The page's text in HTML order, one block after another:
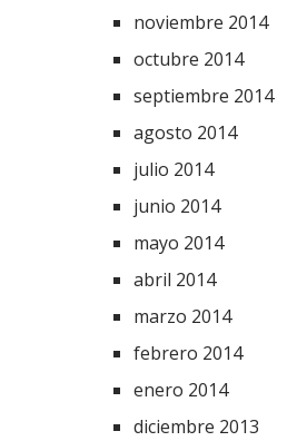
noviembre 2014
octubre 2014
septiembre 2014
agosto 2014
julio 2014
junio 2014
mayo 2014
abril 2014
marzo 2014
febrero 2014
enero 2014
diciembre 2013